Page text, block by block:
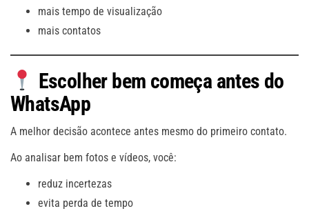
mais tempo de visualização
mais contatos
Escolher bem começa antes do
WhatsApp
A melhor decisão acontece antes mesmo do primeiro contato.
Ao analisar bem fotos e vídeos, você:
reduz incertezas
evita perda de tempo